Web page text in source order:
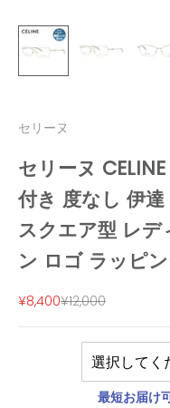
セリーヌ
セリーヌ
付き 度なし 伊
スクエア型 レデ
ン ロゴ ラッピ
セール価格
¥8,400通常価格
¥12,000
最短お届け